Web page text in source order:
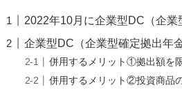
2022年10月に企業型DC（企
企業型DC（企業型確定拠出年
併用するメリット①拠出額を
併用するメリット②投資商品